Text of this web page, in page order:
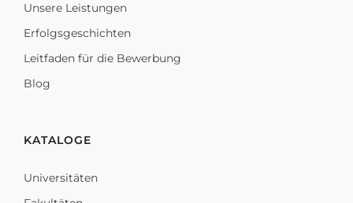
Unsere Leistungen
Erfolgsgeschichten
Leitfaden für die Bewerbung
Blog
KATALOGE
Universitäten